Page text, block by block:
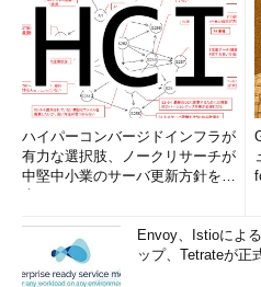
ハイパーコンバージドインフラが
有力な選択肢、ノークリサーチが
中堅中小業のサーバ更新方針を調
Envoy、Istioによ
ップ、Tetrateが正